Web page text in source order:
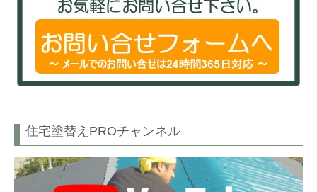
住宅塗替えPROチャンネル